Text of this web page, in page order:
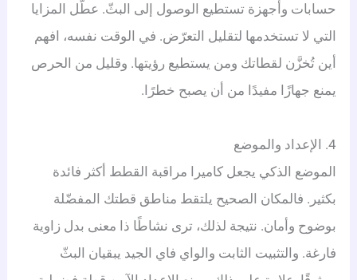
حسابات وأجهزة تستطيع الوصول إلى البثّ. عطّل المزايا
التي لا تستخدمها لتقليل التعرّض. في الوقت نفسه، افهم
أين تُخزَّن لقطاتك ومن يستطيع رؤيتها. وقليل من الحرص
يمنع جهازًا مفيدًا من أن يصبح خطرًا.
الموضع الذكي يجعل كاميرا مراقبة القطط أكثر فائدة
بكثير. فالمكان الصحيح يلتقط مناطق قطتك المفضّلة
بوضوح وأمان. نتيجة لذلك، ترى نشاطًا ذا معنى بدل زاوية
فارغة. والتثبيت الثابت والواي فاي الجيد يبقيان البثّ